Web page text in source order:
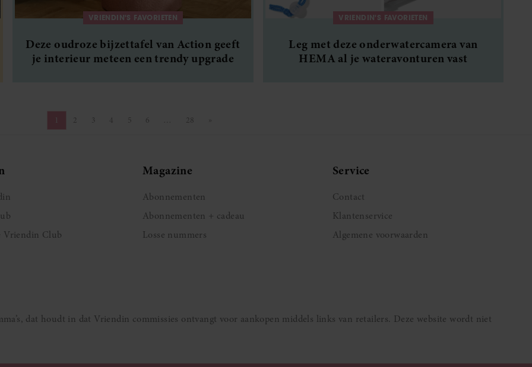
VRIENDIN'S FAVORIETEN
Deze oudroze bijzettafel van Action geeft
je interieur meteen een trendy upgrade
VRIENDIN'S FAVORIETEN
Leg met deze onderwatercamera van
HEMA al je wateravonturen vast
Pagina
1 Pagina
2 Pagina
3 Pagina
4 Pagina
5 Pagina
6 Pagina
28 Volgende pagina
»
Vriendin Club
Magazine
Abonnementen
Abonnementen + cadeau
Losse nummers
Service
Contact
Klantenservice
Algemene voorwaarden
dat houdt in dat Vriendin commissies ontvangt voor aankopen middels links van retailers. Deze website wordt niet